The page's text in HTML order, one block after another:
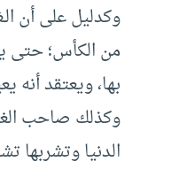
وكدليل على أن
من الكأس؛ حتى
بها، ويعتقد
وكذلك صاحب
الدنيا وتشربها